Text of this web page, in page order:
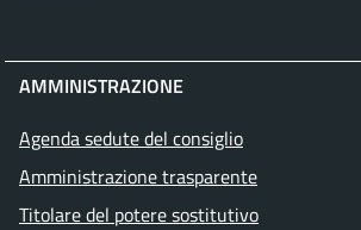
AMMINISTRAZIONE
Agenda sedute del consiglio
Amministrazione trasparente
Titolare del potere sostitutivo